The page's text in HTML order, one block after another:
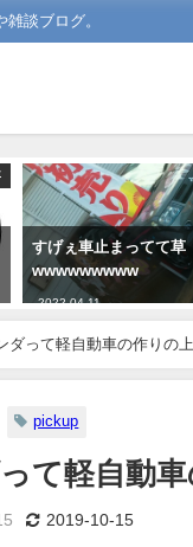
談ブログ。
すげぇ車止まってて草
wwwwwwwww
2022-04-11
ダって軽自動車の作りの
pickup
て軽自動
2019-10-15